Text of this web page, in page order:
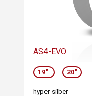
AS4-EVO
19" — 20"
hyper silber